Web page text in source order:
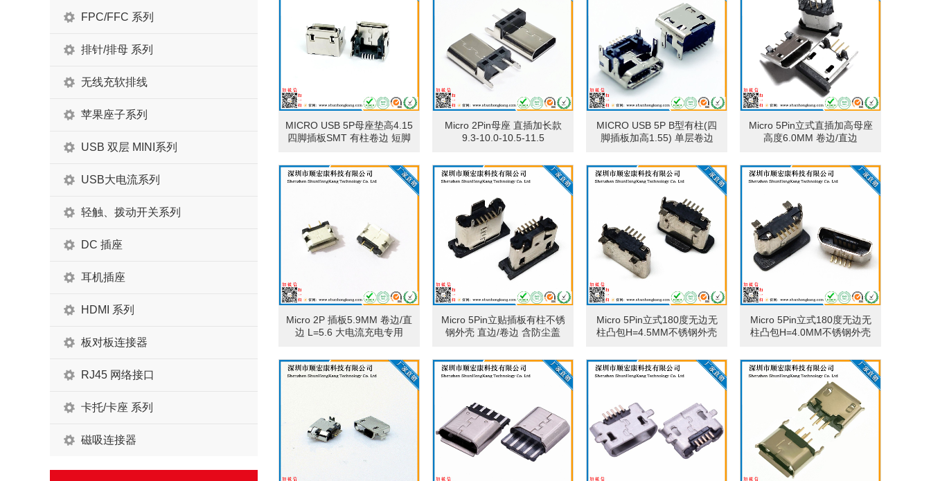
FPC/FFC 系列
排针/排母 系列
无线充软排线
苹果座子系列
USB 双层 MINI系列
USB大电流系列
轻触、拨动开关系列
DC 插座
耳机插座
HDMI 系列
板对板连接器
RJ45 网络接口
卡托/卡座 系列
磁吸连接器
MICRO USB 5P母座垫高4.15
四脚插板SMT 有柱卷边 短脚
Micro 2Pin母座 直插加长款
9.3-10.0-10.5-11.5
MICRO USB 5P B型有柱(四
脚插板加高1.55) 单层卷边
Micro 5Pin立式直插加高母座
高度6.0MM 卷边/直边
Micro 2P 插板5.9MM 卷边/直
边 L=5.6 大电流充电专用
Micro 5Pin立贴插板有柱不锈
钢外壳 直边/卷边 含防尘盖
Micro 5Pin立式180度无边无
柱凸包H=4.5MM不锈钢外壳
Micro 5Pin立式180度无边无
柱凸包H=4.0MM不锈钢外壳